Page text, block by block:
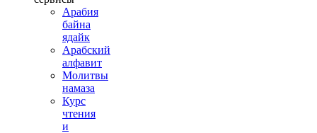
Арабия
байна
ядайк
Арабский
алфавит
Молитвы
намаза
Курс
чтения
и